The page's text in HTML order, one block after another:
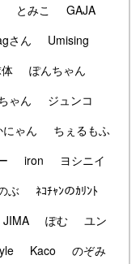
とみこ
GAJA
さん
Umising
ぽんちゃん
ゃん
ジュンコ
にゃん
ちぇるもふ
iron
ヨシニイ
ぶ
ﾈｺﾁｬﾝのｶﾘﾝﾄ
JIMA ぽむ
ユン
Kaco
のぞみ